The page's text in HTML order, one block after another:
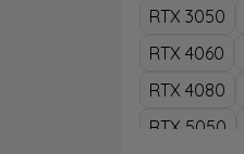
RTX 3050
RTX 4060
RTX 4080
RTX 5050